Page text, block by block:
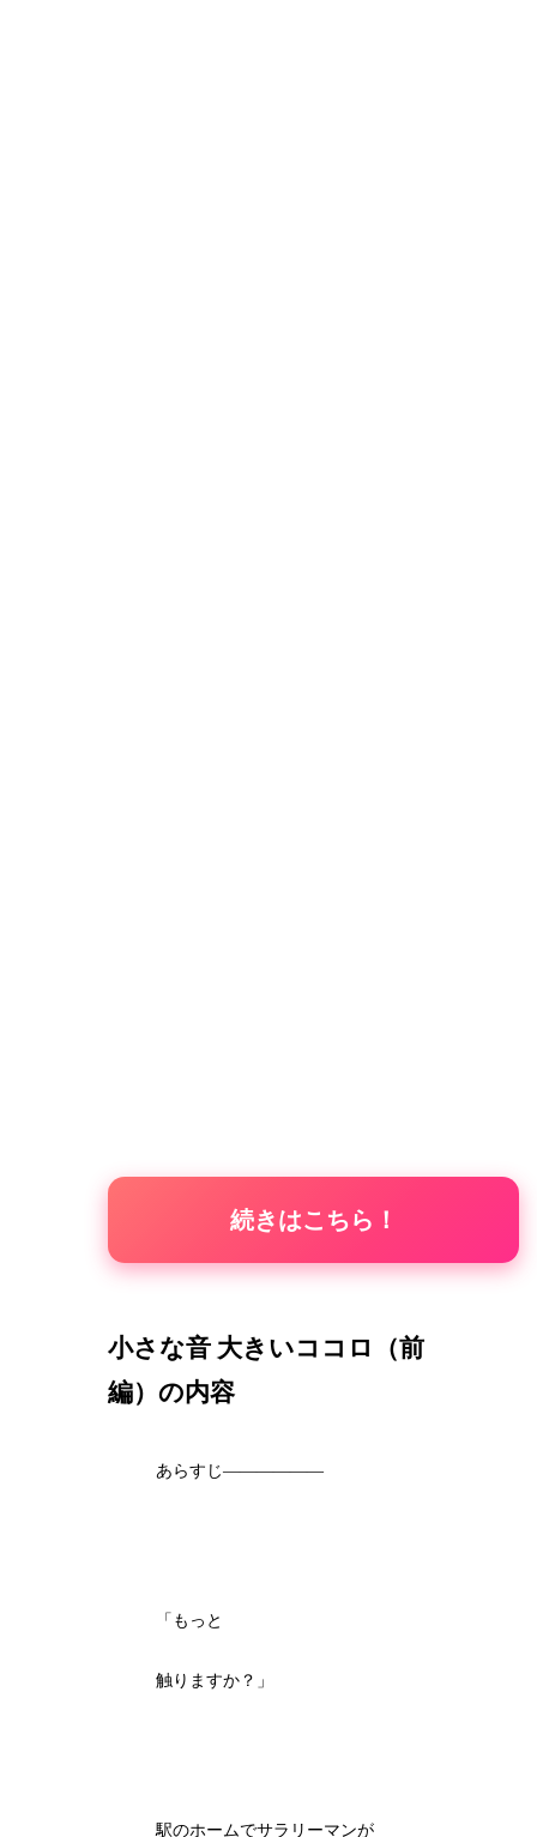
続きはこちら！
小さな音 大きいココロ（前
編）の内容
あらすじ——————
「もっと
触りますか？」
駅のホームでサラリーマンが